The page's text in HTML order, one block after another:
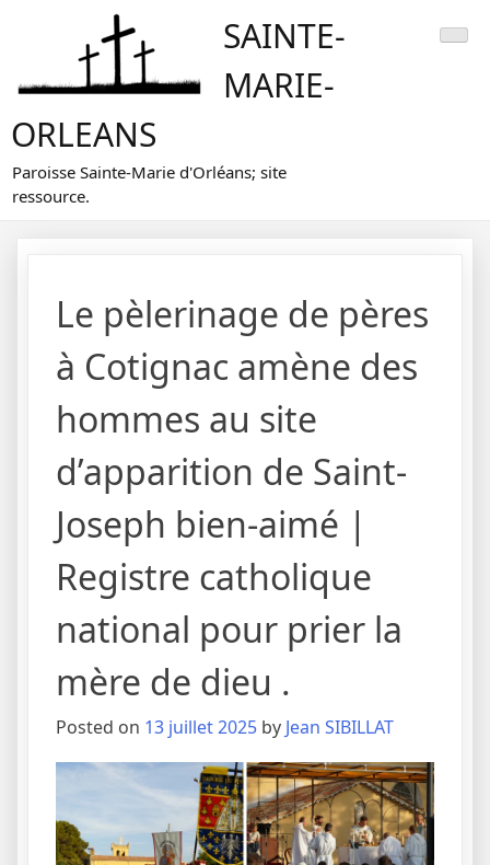
SAINTE-
MARIE-
ORLEANS
Paroisse Sainte-Marie d'Orléans; site
ressource.
Le pèlerinage de pères
à Cotignac amène des
hommes au site
d’apparition de Saint-
Joseph bien-aimé |
Registre catholique
national pour prier la
mère de dieu .
Posted on 13 juillet 2025 by Jean SIBILLAT